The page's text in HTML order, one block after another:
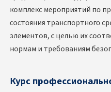
комплекс мероприятий по
состояния транспортного
элементов, с целью их
нормам и требованиям
Курс